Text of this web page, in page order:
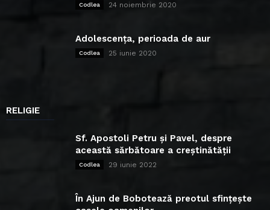
Codlea 24 noiembrie 2020
Adolescența, perioada de aur
Codlea 25 iunie 2020
RELIGIE
Sf. Apostoli Petru și Pavel, despre
această sărbătoare a creștinătății
Codlea 29 iunie 2022
În Ajun de Bobotează preotul sfințește